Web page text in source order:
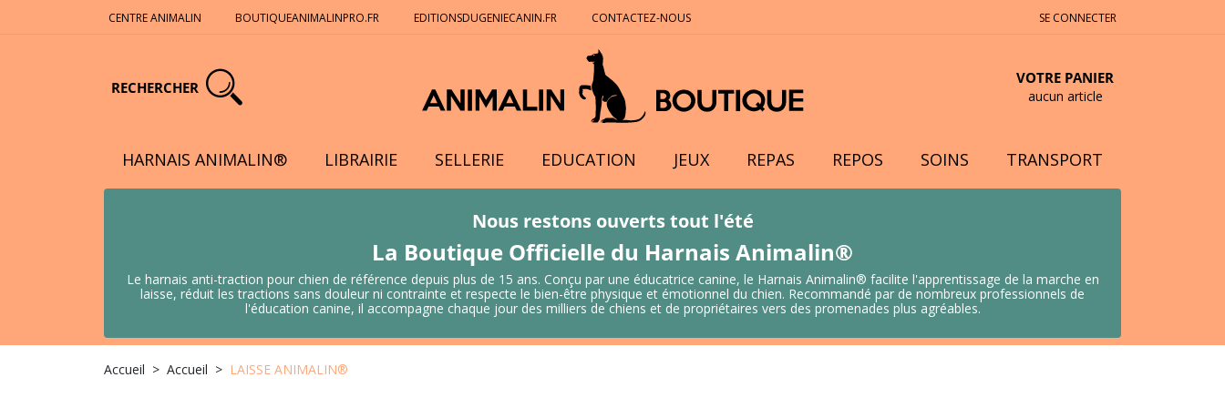
CENTRE ANIMALIN BOUTIQUEANIMALINPRO.FR EDITIONSDUGENIECANIN.FR CONTACTEZ-NOUS SE CONNECTER
RECHERCHER
VOTRE PANIER
aucun article
HARNAIS ANIMALIN® LIBRAIRIE SELLERIE EDUCATION JEUX REPAS REPOS SOINS TRANSPORT
Nous restons ouverts tout l'été
La Boutique Officielle du Harnais Animalin®
Le harnais anti-traction pour chien de référence depuis plus de 15 ans. Conçu par une éducatrice canine, le Harnais Animalin® facilite l'apprentissage de la marche en
laisse, réduit les tractions sans douleur ni contrainte et respecte le bien-être physique et émotionnel du chien. Recommandé par de nombreux professionnels de
l'éducation canine, il accompagne chaque jour des milliers de chiens et de propriétaires vers des promenades plus agréables.
Accueil Accueil LAISSE ANIMALIN®